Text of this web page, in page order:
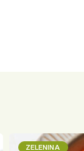
ZELENINA